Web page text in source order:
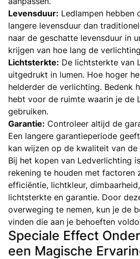
Levensduur: Ledlampen hebben
langere levensduur dan
naar de geschatte levensduur in
krijgen van hoe lang de
Lichtsterkte: De lichtsterkte van
uitgedrukt in lumen. Hoe hoger
helderder de verlichting. Bedenk
hebt voor de ruimte waarin je de
gebruiken.
Garantie: Controleer altijd de
Een langere garantieperiode
kan wijzen op de kwaliteit van
Bij het kopen van Ledverlichting
rekening te houden met factoren
efficiëntie, lichtkleur,
lichtsterkte en garantie. Door
overweging te nemen, kun je de
vinden die aan je behoeften
Speciale Effect
een Magische